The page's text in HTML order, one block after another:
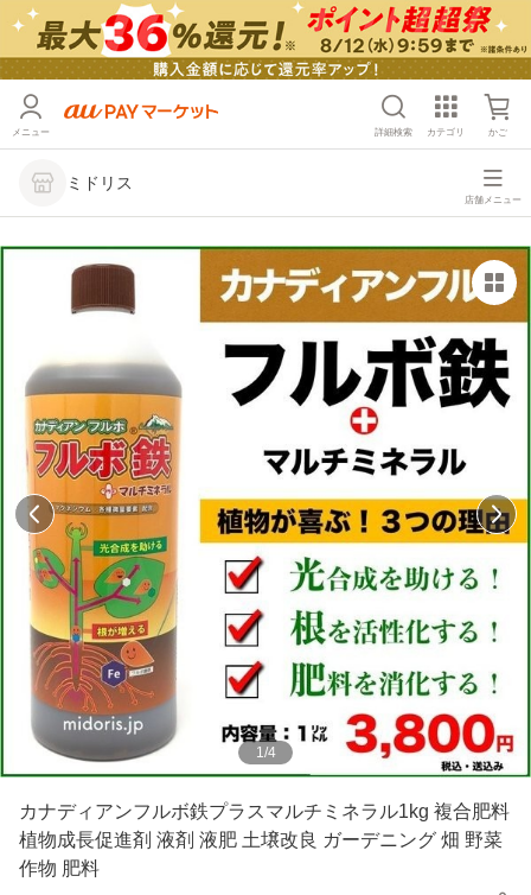
メニュー 詳細検索 カテゴリ かご
ミドリス
店舗メニュー
1/4
カナディアンフルボ鉄プラスマルチミネラル1kg 複合肥料
植物成長促進剤 液剤 液肥 土壌改良 ガーデニング 畑 野菜
作物 肥料